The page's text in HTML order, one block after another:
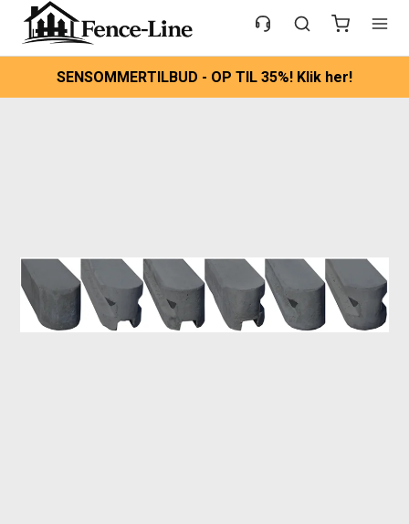
SENSOMMERTILBUD - OP TIL 35%! Klik her!